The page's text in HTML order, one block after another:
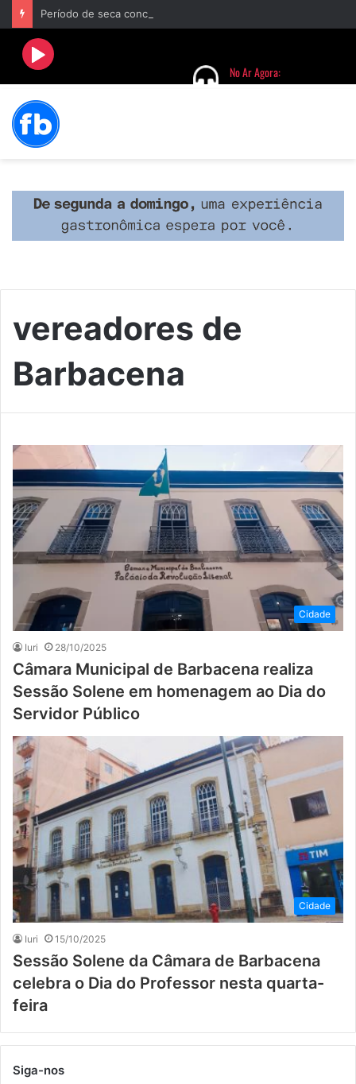
vereadores de
Barbacena
Cidade
Iuri 28/10/2025
Câmara Municipal de Barbacena realiza
Sessão Solene em homenagem ao Dia do
Servidor Público
Cidade
Iuri 15/10/2025
Sessão Solene da Câmara de Barbacena
celebra o Dia do Professor nesta quarta-
feira
Siga-nos